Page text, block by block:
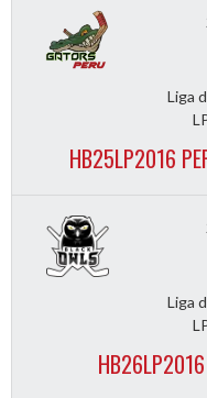
Liga
HB25LP2016
Liga